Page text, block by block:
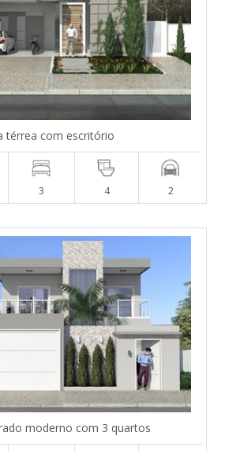
térrea com escritório
3 4 2
moderno com 3 quartos